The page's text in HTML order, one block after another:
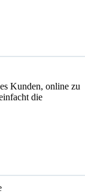
Kunden, online zu
die